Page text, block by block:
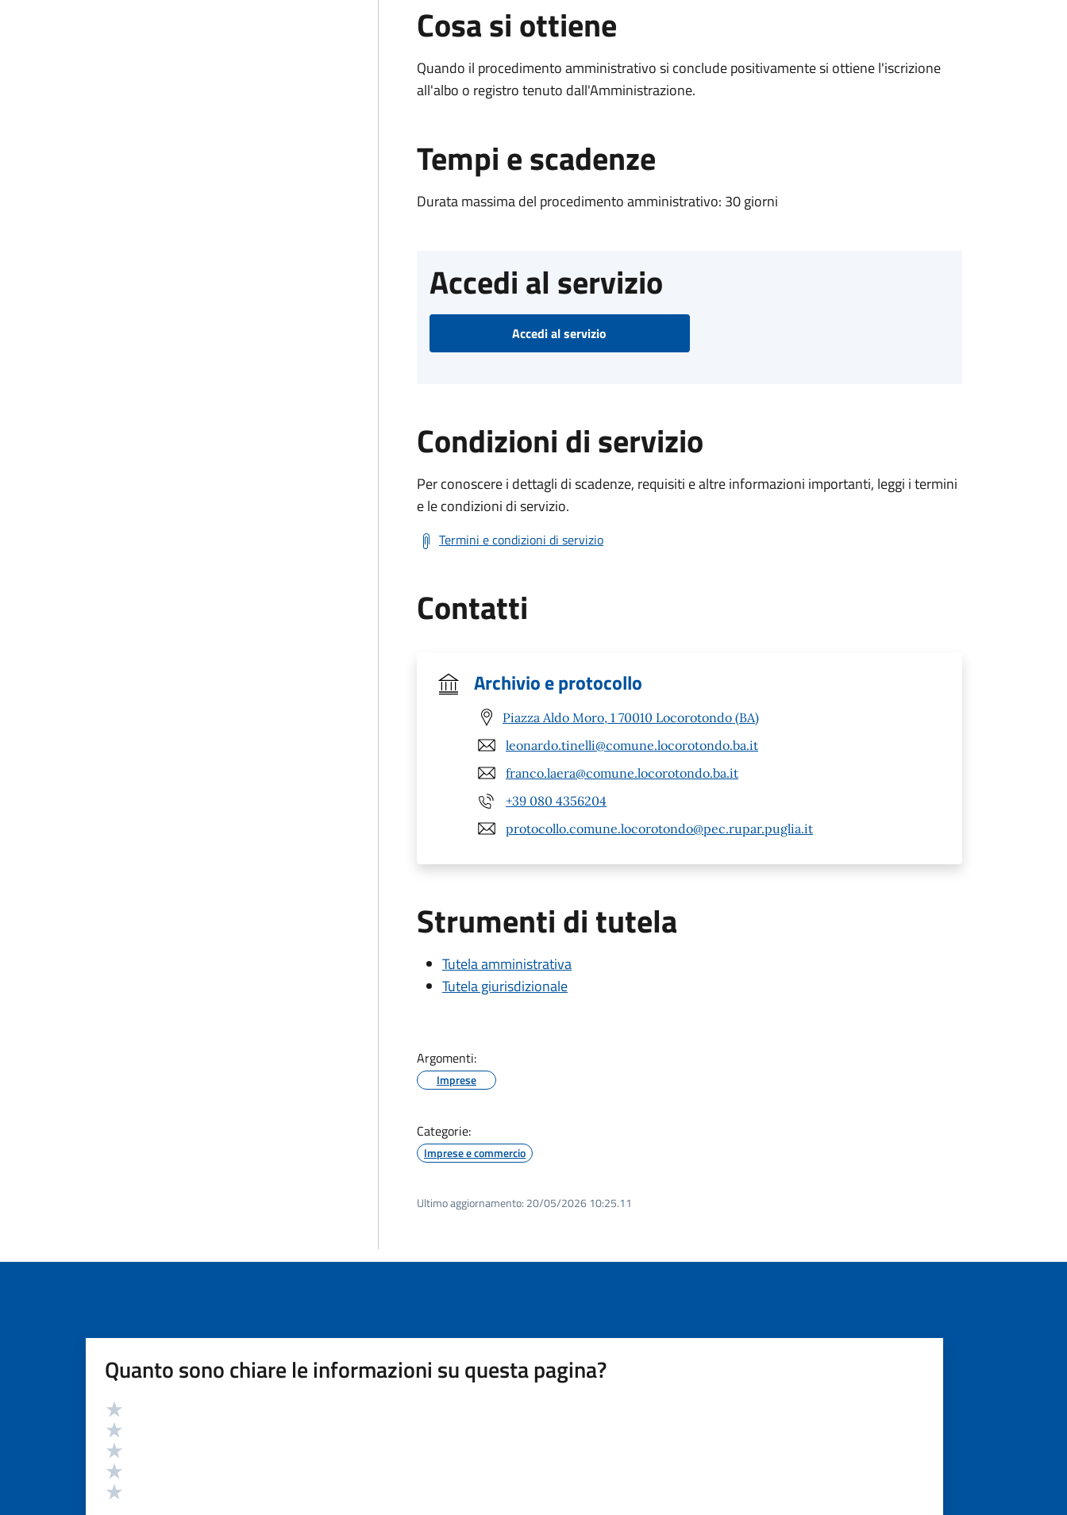
Cosa si ottiene
Quando il procedimento amministrativo si conclude positivamente si ottiene l'iscrizione
all'albo o registro tenuto dall'Amministrazione.
Tempi e scadenze
Durata massima del procedimento amministrativo: 30 giorni
Accedi al servizio
Accedi al servizio
Condizioni di servizio
Per conoscere i dettagli di scadenze, requisiti e altre informazioni importanti, leggi i termini
e le condizioni di servizio.
Termini e condizioni di servizio
Contatti
Archivio e protocollo
Piazza Aldo Moro, 1 70010 Locorotondo (BA)
leonardo.tinelli@comune.locorotondo.ba.it
franco.laera@comune.locorotondo.ba.it
+39 080 4356204
protocollo.comune.locorotondo@pec.rupar.puglia.it
Strumenti di tutela
Tutela amministrativa
Tutela giurisdizionale
Argomenti:
Imprese
Categorie:
Imprese e commercio
Ultimo aggiornamento: 20/05/2026 10:25.11
Quanto sono chiare le informazioni su questa pagina?
Valutazione